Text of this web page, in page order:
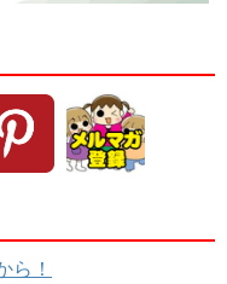
ら！